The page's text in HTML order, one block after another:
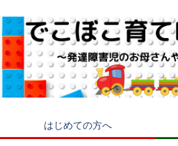
はじめての方へ